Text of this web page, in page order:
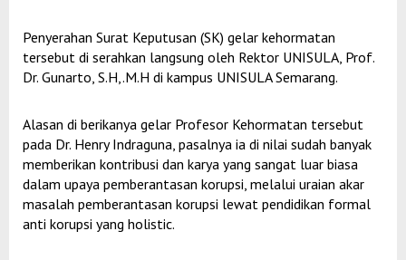
Penyerahan Surat Keputusan (SK) gelar kehormatan
tersebut di serahkan langsung oleh Rektor UNISULA, Prof.
Dr. Gunarto, S.H,.M.H di kampus UNISULA Semarang.
Alasan di berikanya gelar Profesor Kehormatan tersebut
pada Dr. Henry Indraguna, pasalnya ia di nilai sudah banyak
memberikan kontribusi dan karya yang sangat luar biasa
dalam upaya pemberantasan korupsi, melalui uraian akar
masalah pemberantasan korupsi lewat pendidikan formal
anti korupsi yang holistic.